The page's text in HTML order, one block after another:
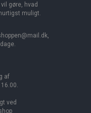
gøre, hvad
muligt.
af
ved